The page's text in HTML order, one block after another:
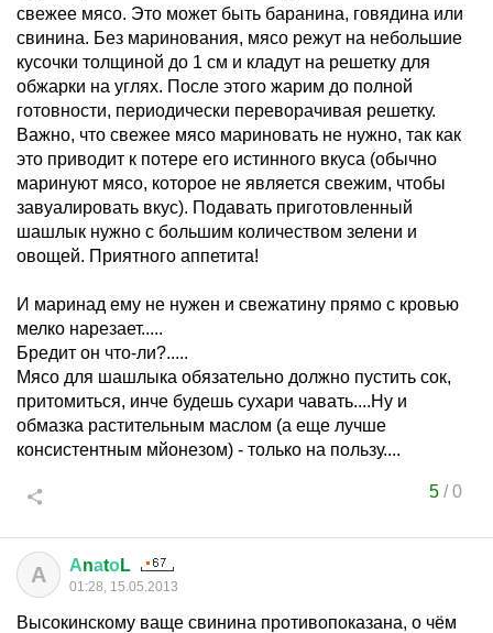
свежее мясо. Это может быть баранина, говядина или
свинина. Без маринования, мясо режут на небольшие
кусочки толщиной до 1 см и кладут на решетку для
обжарки на углях. После этого жарим до полной
готовности, периодически переворачивая решетку.
Важно, что свежее мясо мариновать не нужно, так как
это приводит к потере его истинного вкуса (обычно
маринуют мясо, которое не является свежим, чтобы
завуалировать вкус). Подавать приготовленный
шашлык нужно с большим количеством зелени и
овощей. Приятного аппетита!
И маринад ему не нужен и свежатину прямо с кровью
мелко нарезает.....
Бредит он что-ли?.....
Мясо для шашлыка обязательно должно пустить сок,
притомиться, инче будешь сухари чавать....Ну и
обмазка растительным маслом (а еще лучше
консистентным мйонезом) - только на пользу....
5/0
А АnаtоL
01:28, 15.05.2013
Высокинскому ваще свинина противопоказана, о чём